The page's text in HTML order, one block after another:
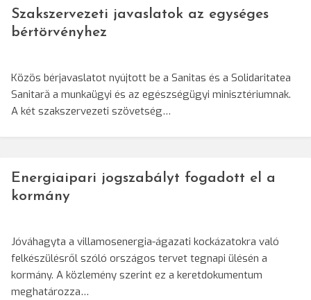
Szakszervezeti javaslatok az egységes
bértörvényhez
Közös bérjavaslatot nyújtott be a Sanitas és a Solidaritatea
Sanitară a munkaügyi és az egészségügyi minisztériumnak.
A két szakszervezeti szövetség…
Energiaipari jogszabályt fogadott el a
kormány
Jóváhagyta a villamosenergia-ágazati kockázatokra való
felkészülésről szóló országos tervet tegnapi ülésén a
kormány. A közlemény szerint ez a keretdokumentum
meghatározza…